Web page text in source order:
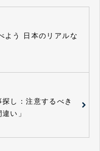
よう 日本のリアルな
探し：注意するべき
い」